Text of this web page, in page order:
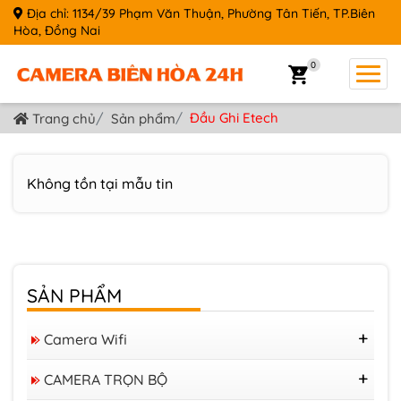
Địa chỉ: 1134/39 Phạm Văn Thuận, Phường Tân Tiến, TP.Biên
Hòa, Đồng Nai
0
Trang chủ Sản phẩm Đầu Ghi Etech
Không tồn tại mẫu tin
SẢN PHẨM
Camera Wifi
Camera IMOU
CAMERA TRỌN BỘ